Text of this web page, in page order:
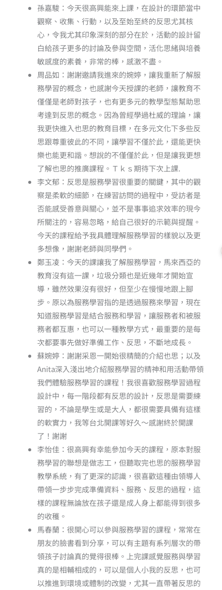
孫嘉駿：今天很高興能來上課，在設計的環節當中
觀察、收集、行動，以及至始至終的反思尤其核
心，令我尤其印象深刻的部分在於，活動的設計留
白給孩子更多的討論及參與空間，活化思緒與培養
敏感度的素養，非常的棒，感激不盡。
周品如：謝謝邀請我進來的婉婷，讓我重新了解服
務學習的概念，也感謝今天授課的老師，讓教育不
僅僅是老師對孩子，也有更多元的教學型態幫助思
考達到反思的概念。因為曾經學過杜威的理論，讓
我更快進入也思的教育目標，在多元文化下多些反
思跟尊重彼此的不同，讓學習不僅於此，還能更快
樂也能更和諧。想說的不僅僅於此，但是讓我更想
了解也思的推廣課程。Ｔｋｓ期待下次上課.
李文郁：反思是服務學習很重要的關鍵，其中的觀
察是柔軟的細節，在練習訪問的過程中，受訪者是
否能感受善意與關心，並不是事事追求效率的現今
所關注的，容易忽略，給自己很好的示範與提醒。
今天的課程給予我具體理解服務學習的樣貌以及更
多想像，謝謝老師與同學們。
鄭玉凌：今天的課讓我了解服務學習，馬來西亞的
教育沒有這一課，垃圾分類也是近幾年才開始宣
導，雖然效果沒有很好，但至少在慢慢地跟上腳
步。原以為服務學習指的是透過服務來學習，現在
知道服務學習是結合服務和學習，讓服務者和被服
務者都互惠，也可以一種教學方式，最重要的是每
次都要事先做好準備工作、反思，不斷地成長。
蘇婉婷：謝謝采恩一開始很精簡的介紹也思；以及
Anita深入淺出地介紹服務學習的精神和用活動帶領
我們體驗服務學習的課程！我很喜歡服務學習過程
設計中，每一階段都有反思的設計，反思是需要練
習的，不論是學生或是大人，都很需要具備有這樣
的軟實力，我等台北開課等好久～感謝終於開課
了！謝謝
李怡佳：很高興有幸能參加今天的課程，原本對服
務學習的聯想是做志工，但聽取完也思的服務學習
教學系統，有了更深的認識，很喜歡這種由領導人
帶領一步步完成準備資料、服務、反思的過程，這
樣的課程無論放在孩子還是成人身上都能得到很多
的收穫。
馬春蘭：很開心可以參與服務學習的課程，常常在
朋友的臉書看到分享，可以有主題有系列層次的帶
領孩子討論真的覺得很棒。上完課感覺服務與學習
真的是相輔相成的，可以是個人小我的反思，也可
以推進到環境或體制的改變，尤其一直帶著反思的